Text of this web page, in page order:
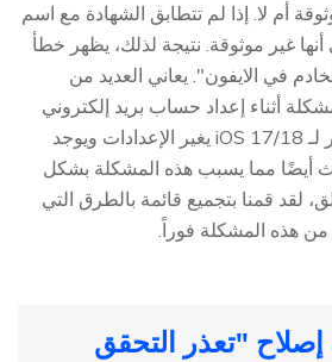
أم لا. إذا لم تتطابق الشهادة مع اسم
أنها غير موثوقة. نتيجة لذلك، يظهر خطأ
في الايفون". يعاني العديد من
أثناء إعداد حساب بريد إلكتروني
جديد. لكن التحديث الأخير لـ iOS 17/18 يغير الإعدادات ويوجد
أيضًا مما يسبب هذه المشكلة بشكل
لقد قمنا بتجميع قائمة بالطرق التي
هذه المشكلة فوراً.
إصلاح "تعذر التحقق